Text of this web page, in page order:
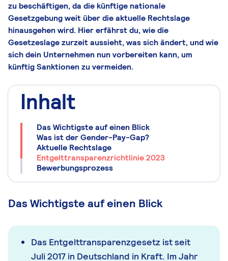
zu beschäftigen, da die künftige nationale
Gesetzgebung weit über die aktuelle Rechtslage
hinausgehen wird. Hier erfährst du, wie die
Gesetzeslage zurzeit aussieht, was sich ändert, und wie
sich dein Unternehmen nun vorbereiten kann, um
künftig Sanktionen zu vermeiden.
Inhalt
Das Wichtigste auf einen Blick
Was ist der Gender-Pay-Gap?
Aktuelle Rechtslage
Entgelttransparenzrichtlinie 2023
Bewerbungsprozess
Das Wichtigste auf einen Blick
Das Entgelttransparenzgesetz ist seit
Juli 2017 in Deutschland in Kraft. Im Jahr